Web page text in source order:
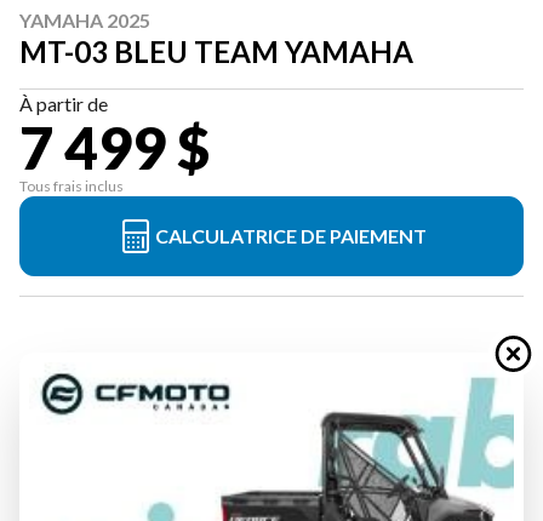
YAMAHA 2025
MT-03 BLEU TEAM YAMAHA
À partir de
7 499 $
Tous frais inclus
CALCULATRICE DE PAIEMENT